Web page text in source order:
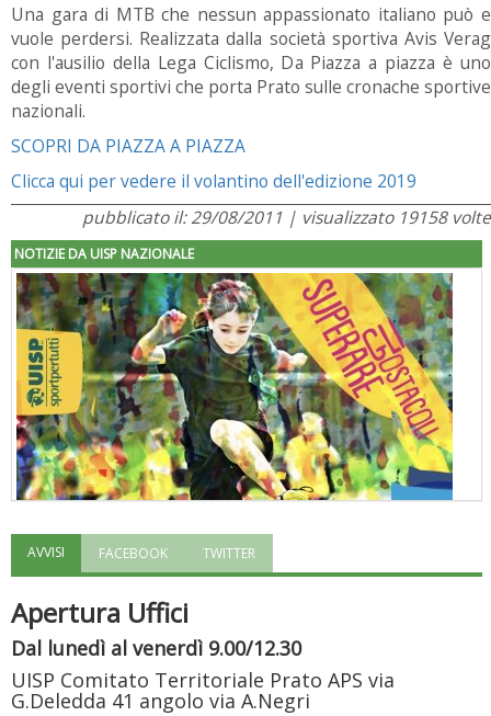
Una gara di MTB che nessun appassionato italiano può e
vuole perdersi. Realizzata dalla società sportiva Avis Verag
con l'ausilio della Lega Ciclismo, Da Piazza a piazza è uno
degli eventi sportivi che porta Prato sulle cronache sportive
nazionali.
SCOPRI DA PIAZZA A PIAZZA
Clicca qui per vedere il volantino dell'edizione 2019
pubblicato il: 29/08/2011 | visualizzato 19158 volte
NOTIZIE DA UISP NAZIONALE
"Superare gli ostacoli": la relazione di Tiziano Pesce al CN Uisp
AVVISI FACEBOOK TWITTER
Apertura Uffici
Dal lunedì al venerdì 9.00/12.30
UISP Comitato Territoriale Prato APS via
G.Deledda 41 angolo via A.Negri